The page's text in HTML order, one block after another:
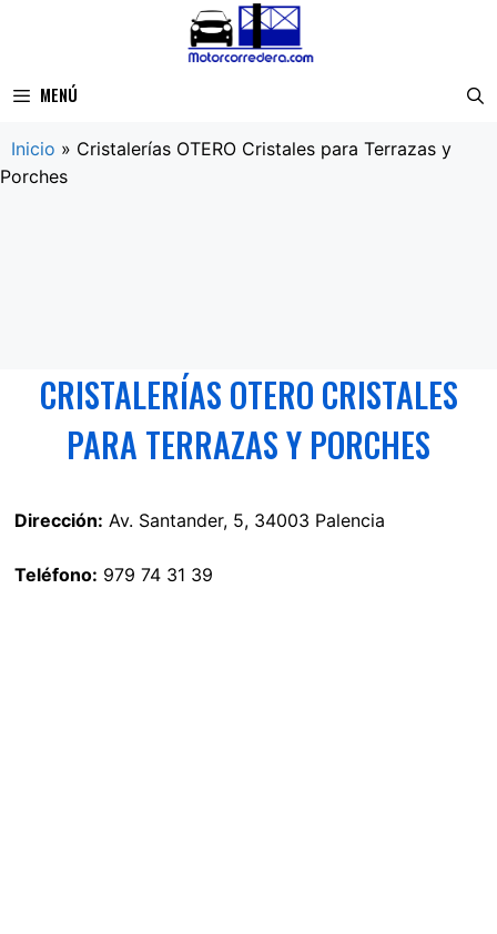
MENÚ
Inicio » Cristalerías OTERO Cristales para Terrazas y
Porches
CRISTALERÍAS OTERO CRISTALES
PARA TERRAZAS Y PORCHES
Dirección: Av. Santander, 5, 34003 Palencia
Teléfono: 979 74 31 39